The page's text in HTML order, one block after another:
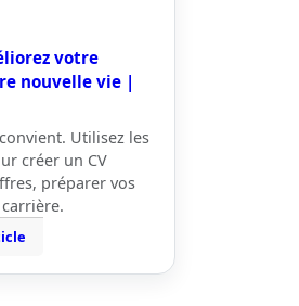
votre
nouvelle vie |
Utilisez les
créer un CV
préparer vos